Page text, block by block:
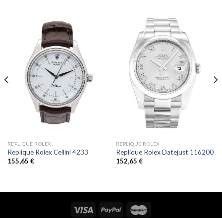
REPLIQUE ROLEX
Replique Rolex Cellini 4233
155,65 €
REPLIQUE ROLEX
Replique Rolex Datejust 116200
152,65 €